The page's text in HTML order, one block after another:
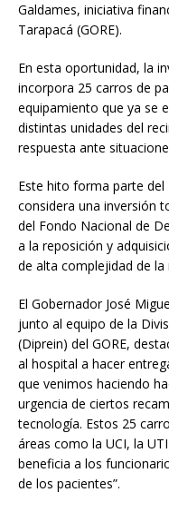
Galdames, iniciativa
Tarapacá (GORE).
En esta oportunidad, la
incorpora 25 carros de
equipamiento que ya se
distintas unidades del
respuesta ante
Este hito forma parte del
considera una inversión
del Fondo Nacional de
a la reposición y
de alta complejidad de la
El Gobernador José
junto al equipo de la
(Diprein) del GORE,
al hospital a hacer
que venimos haciendo
urgencia de ciertos
tecnología. Estos 25
áreas como la UCI, la
beneficia a los
de los pacientes”.